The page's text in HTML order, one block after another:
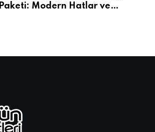
Paketi: Modern Hatlar ve